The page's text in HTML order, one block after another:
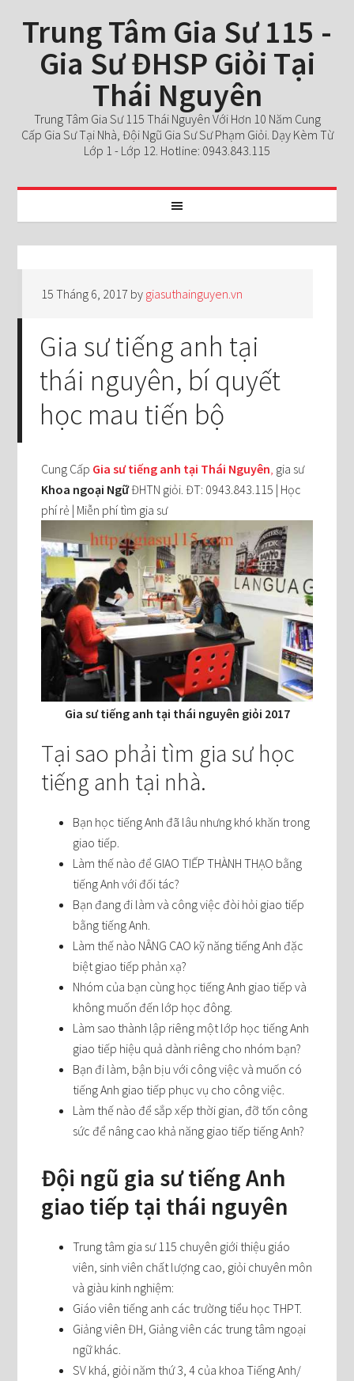
Trung Tâm Gia Sư 115 -
Gia Sư ĐHSP Giỏi Tại
Thái Nguyên
Trung Tâm Gia Sư 115 Thái Nguyên Với Hơn 10 Năm Cung
Cấp Gia Sư Tại Nhà, Đội Ngũ Gia Sư Sư Phạm Giỏi. Dạy Kèm Từ
Lớp 1 - Lớp 12. Hotline: 0943.843.115
15 Tháng 6, 2017 by giasuthainguyen.vn
Gia sư tiếng anh tại
thái nguyên, bí quyết
học mau tiến bộ
Cung Cấp Gia sư tiếng anh tại Thái Nguyên, gia sư
Khoa ngoại NgữĐHTN giỏi. ĐT: 0943.843.115 | Học
phí rẻ | Miễn phí tìm gia sư
Gia sư tiếng anh tại thái nguyên giỏi 2017
Tại sao phải tìm gia sư học
tiếng anh tại nhà.
Bạn học tiếng Anh đã lâu nhưng khó khăn trong
giao tiếp.
Làm thế nào để GIAO TIẾP THÀNH THẠO bằng
tiếng Anh với đối tác?
Bạn đang đi làm và công việc đòi hỏi giao tiếp
bằng tiếng Anh.
Làm thế nào NÂNG CAO kỹ năng tiếng Anh đặc
biệt giao tiếp phản xạ?
Nhóm của bạn cùng học tiếng Anh giao tiếp và
không muốn đến lớp học đông.
Làm sao thành lập riêng một lớp học tiếng Anh
giao tiếp hiệu quả dành riêng cho nhóm bạn?
Bạn đi làm, bận bịu với công việc và muốn có
tiếng Anh giao tiếp phục vụ cho công việc.
Làm thế nào để sắp xếp thời gian, đỡ tốn công
sức để nâng cao khả năng giao tiếp tiếng Anh?
Đội ngũ gia sư tiếng Anh
giao tiếp tại thái nguyên
Trung tâm gia sư 115 chuyên giới thiệu giáo
viên, sinh viên chất lượng cao, giỏi chuyên môn
và giàu kinh nghiệm:
Giáo viên tiếng anh các trường tiểu học THPT.
Giảng viên ĐH, Giảng viên các trung tâm ngoại
ngữ khác.
SV khá, giỏi năm thứ 3, 4 của khoa Tiếng Anh/